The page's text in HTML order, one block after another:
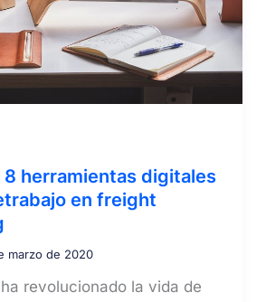
8 herramientas digitales
en freight
marzo de 2020
ha revolucionado la vida de